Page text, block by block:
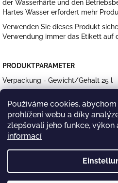
Používáme cookies,
prohlížení webu a díky
zlepšovali jeho funkce, výkon
informací
der Wasserhärte und den
Hartes Wasser erfordert mehr
Verwenden Sie dieses Produkt
Verwendung immer das Etikett auf
PRODUKTPARAMETER
Verpackung - Gewicht/Gehalt 25 l
Verwendungsmöglichkeiten Senkt
Wassertrübung